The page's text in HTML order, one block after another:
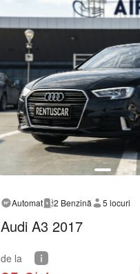
Automat 2 Benzină 5 locuri
Audi A3 2017
de la